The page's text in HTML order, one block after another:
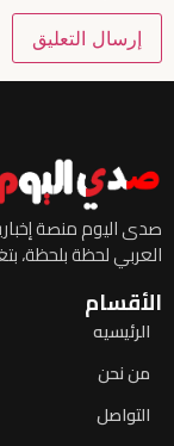
صدى اليوم منصة
العربي لحظة بلحظة،
الأقسام
الرئيسيه
من نحن
التواصل